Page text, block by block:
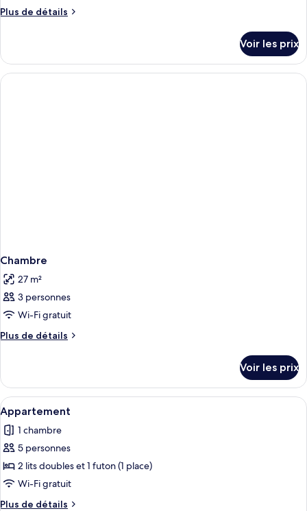
chambre :
Plus de détails
Plus
le
type
de
Voir les prix
Chambre
27 m²
3 personnes
Wi-Fi gratuit
Plus de détails
Plus
le
type
de
chambre
Chambre
Voir les prix
Afficher
toutes
les
photos
pour
ce
type
Une chambre à coucher
8
Appartement
1 chambre
5 personnes
2 lits doubles et 1 futon (1 place)
Wi-Fi gratuit
Plus de détails
Plus